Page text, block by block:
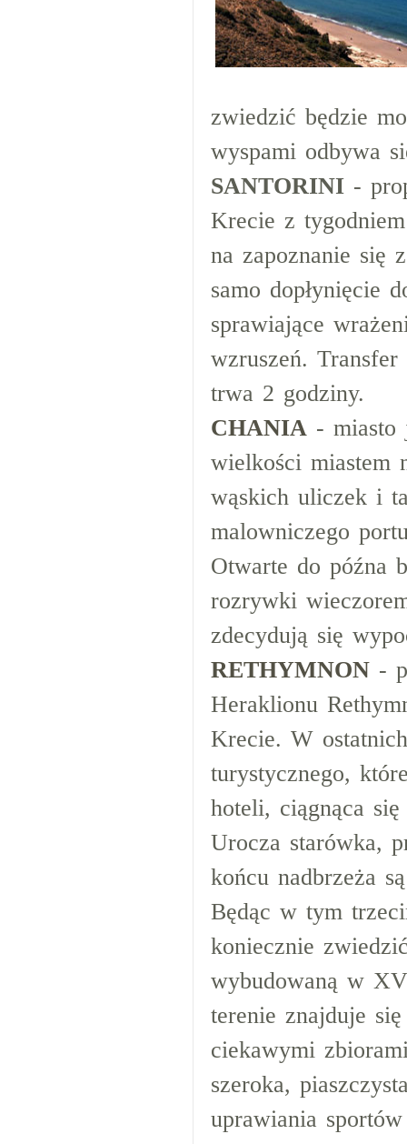
zwiedzić będzie
wyspami odbywa
SANTORINI -
Krecie z
na zapoznanie się
samo dopłynięcie
sprawiające
wzruszeń.
trwa 2 godziny.
CHANIA - miasto
wielkości miastem
wąskich uliczek i
malowniczego
Otwarte do późna
rozrywki
zdecydują się
RETHYMNON -
Heraklionu
Krecie. W
turystycznego,
hoteli, ciągnąca
Urocza starówka,
końcu nadbrzeża
Będąc w tym
koniecznie
wybudowaną w
terenie znajduje
ciekawymi
szeroka,
uprawiania